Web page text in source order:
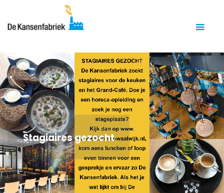
Stagiaires gezocht